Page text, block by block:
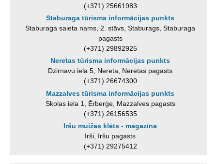
(+371) 25661983
Staburaga tūrisma informācijas punkts
Staburaga saieta nams, 2. stāvs, Staburags, Staburaga
pagasts
(+371) 29892925
Neretas tūrisma informācijas punkts
Dzirnavu iela 5, Nereta, Neretas pagasts
(+371) 26674300
Mazzalves tūrisma informācijas punkts
Skolas iela 1, Ērberģe, Mazzalves pagasts
(+371) 26156535
Iršu muižas klēts - magazīna
Irši, Iršu pagasts
(+371) 29275412